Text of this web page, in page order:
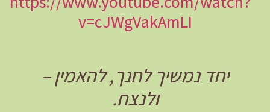
v=cJWgVakAmLI
יחד נמשיך לחנך, להאמין –
ולנצח.